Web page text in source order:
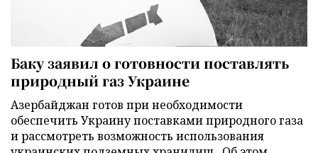
Баку заявил о готовности поставлять
природный газ Украине
Азербайджан готов при необходимости
обеспечить Украину поставками природного газа
и рассмотреть возможность использования